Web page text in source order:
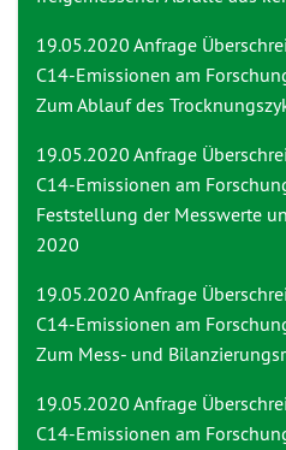
19.05.2020 Anfrage
C14-Emissionen am
Zum Ablauf des
19.05.2020 Anfrage
C14-Emissionen am
Feststellung der Messwerte
2020
19.05.2020 Anfrage
C14-Emissionen am
Zum Mess- und
19.05.2020 Anfrage
C14-Emissionen am